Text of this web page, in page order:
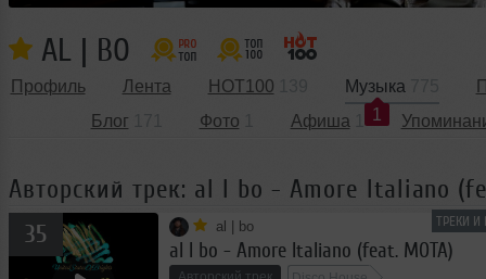
AL | BO
Профиль Лента HOT100
Музыка
1
Блог
Фото Афиша
Авторский трек: al l bo - Amore Italiano
ТРЕКИ И
35 al | bo
al l bo - Amore Italiano (feat. MOTA)